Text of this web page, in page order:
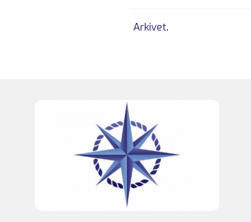
Arkivet.